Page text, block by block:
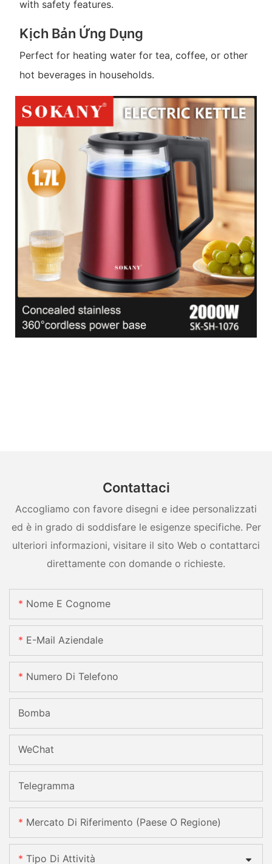
with safety features.
Kịch Bản Ứng Dụng
Perfect for heating water for tea, coffee, or other
hot beverages in households.
Contattaci
Accogliamo con favore disegni e idee personalizzati
ed è in grado di soddisfare le esigenze specifiche. Per
ulteriori informazioni, visitare il sito Web o contattarci
direttamente con domande o richieste.
Nome E Cognome
E-Mail Aziendale
Numero Di Telefono
Bomba
WeChat
Telegramma
Mercato Di Riferimento (Paese O Regione)
Tipo Di Attività